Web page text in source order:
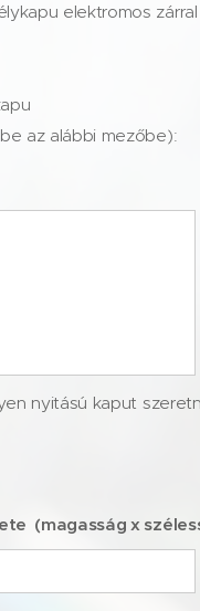
elektromos zárral
az alábbi mezőbe):
nyitású kaput
(magasság x